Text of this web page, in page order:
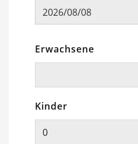
Erwachsene
Kinder